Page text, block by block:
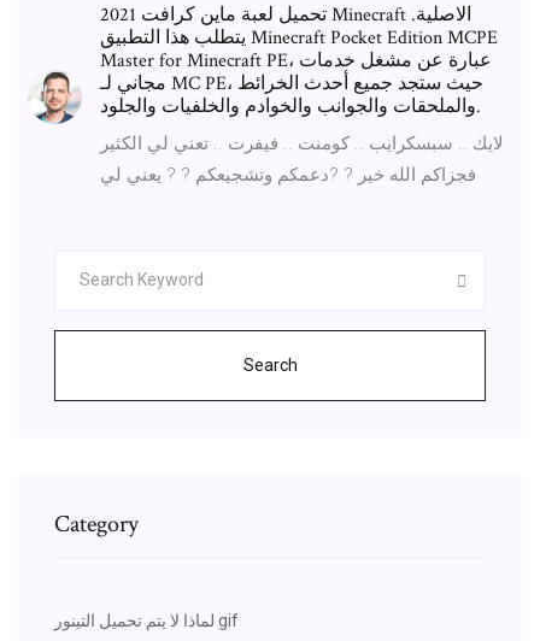
تحميل لعبة ماين كرافت 2021 Minecraft الاصلية.
يتطلب هذا التطبيق Minecraft Pocket Edition MCPE
Master for Minecraft PE، عبارة عن مشغل خدمات
مجاني لـ MC PE، حيث ستجد جميع أحدث الخرائط
والملحقات والجوانب والخوادم والخلفيات والجلود.
لايك .. سبسكرايب .. كومنت .. فيفرت .. تعني لي الكثير
فجزاكم الله خير ? ?دعمكم وتشجيعكم ? ? يعني لي
Search
Category
لماذا لا يتم تحميل التينور gif